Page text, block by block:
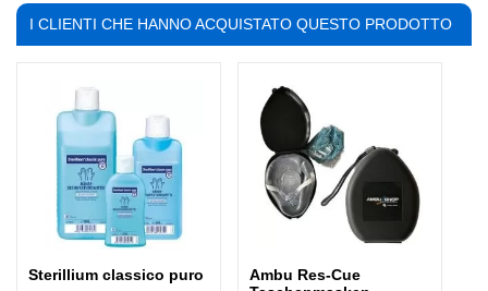
I CLIENTI CHE HANNO ACQUISTATO QUESTO PRODOTTO
Sterillium classico puro
Ambu Res-Cue